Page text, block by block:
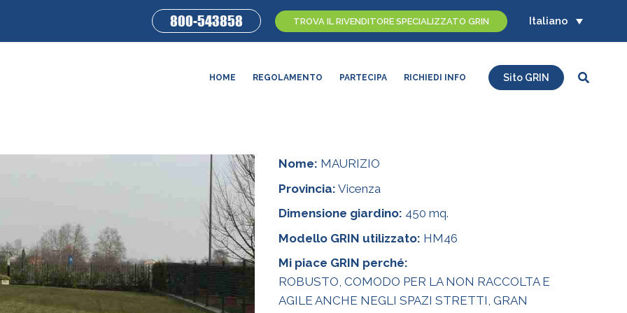
800-543858 TROVA IL RIVENDITORE SPECIALIZZATO GRIN Italiano
HOME REGOLAMENTO PARTECIPA RICHIEDI INFO Sito GRIN Cerca
Nome: MAURIZIO
Provincia: Vicenza
Dimensione giardino: 450 mq.
Modello GRIN utilizzato: HM46
Mi piace GRIN perché:
ROBUSTO, COMODO PER LA NON RACCOLTA E
AGILE ANCHE NEGLI SPAZI STRETTI, GRAN